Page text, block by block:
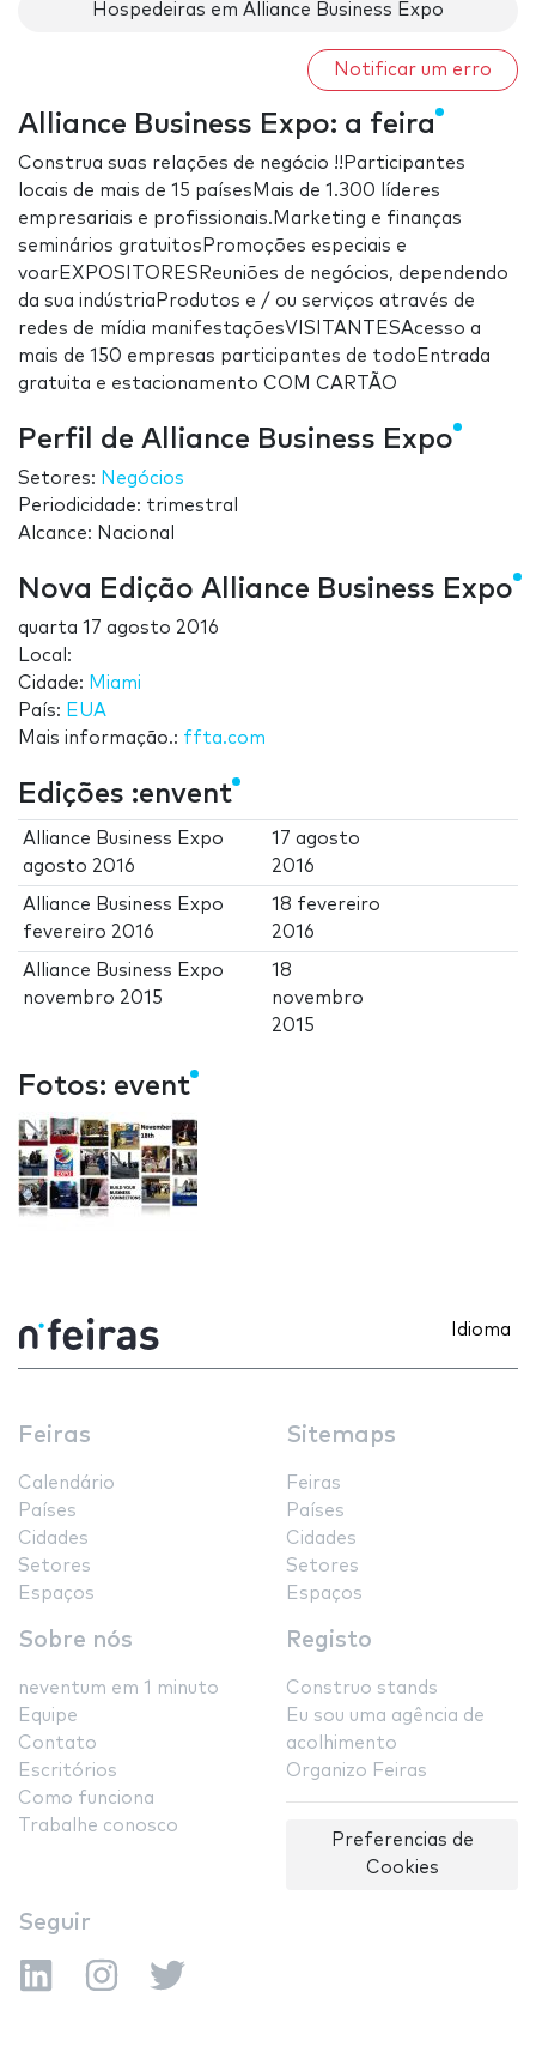
Hospedeiras em Alliance Business Expo
Notificar um erro
Alliance Business Expo: a feira
Construa suas relações de negócio !!Participantes
locais de mais de 15 paísesMais de 1.300 líderes
empresariais e profissionais.Marketing e finanças
seminários gratuitosPromoções especiais e
voarEXPOSITORESReuniões de negócios, dependendo
da sua indústriaProdutos e / ou serviços através de
redes de mídia manifestaçõesVISITANTESAcesso a
mais de 150 empresas participantes de todoEntrada
gratuita e estacionamento COM CARTÃO
Perfil de Alliance Business Expo
Setores: Negócios
Periodicidade: trimestral
Alcance: Nacional
Nova Edição Alliance Business Expo
quarta 17 agosto 2016
Local:
Cidade: Miami
País: EUA
Mais informação.: ffta.com
Edições :envent
Alliance Business Expo
agosto 2016
17 agosto
2016
Alliance Business Expo
fevereiro 2016
18 fevereiro
2016
Alliance Business Expo
novembro 2015
18
novembro
2015
Fotos: event
Idioma
Feiras
Calendário
Países
Cidades
Setores
Espaços
Sitemaps
Feiras
Países
Cidades
Setores
Espaços
Sobre nós
neventum em 1 minuto
Equipe
Contato
Escritórios
Como funciona
Trabalhe conosco
Registo
Construo stands
Eu sou uma agência de
acolhimento
Organizo Feiras
Preferencias de
Cookies
Seguir